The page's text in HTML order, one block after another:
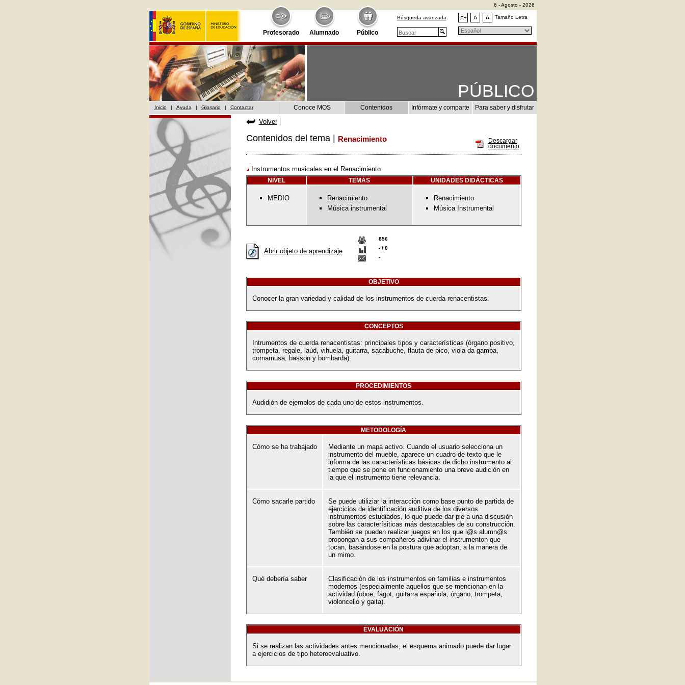
Profesorado Alumnado Público
6 - Agosto - 2026
Búsqueda avanzada Tamaño Letra
PÚBLICO
Inicio | Ayuda | Glosario | Contactar Conoce MOS Contenidos Infórmate y comparte Para saber y disfrutar
Volver
Descargar
documento
Contenidos del tema | Renacimiento
Instrumentos musicales en el Renacimiento
NIVEL TEMAS UNIDADES DIDÁCTICAS
MEDIO
Renacimiento
Música instrumental
Renacimiento
Música Instrumental
Abrir objeto de aprendizaje
856
- / 0
-
OBJETIVO
Conocer la gran variedad y calidad de los instrumentos de cuerda renacentistas.
CONCEPTOS
Intrumentos de cuerda renacentistas: principales tipos y características (órgano positivo,
trompeta, regale, laúd, vihuela, guitarra, sacabuche, flauta de pico, viola da gamba,
cornamusa, basson y bombarda).
PROCEDIMIENTOS
Audidión de ejemplos de cada uno de estos instrumentos.
METODOLOGÍA
Cómo se ha trabajado
Mediante un mapa activo. Cuando el usuario selecciona un
instrumento del mueble, aparece un cuadro de texto que le
informa de las características básicas de dicho instrumento al
tiempo que se pone en funcionamiento una breve audición en
la que el instrumento tiene relevancia.
Cómo sacarle partido
Se puede utiliziar la interacción como base punto de partida de
ejercicios de identificación auditiva de los diversos
instrumentos estudiados, lo que puede dar pie a una discusión
sobre las caracterísiticas más destacables de su construcción.
También se pueden realizar juegos en los que l@s alumn@s
propongan a sus compañeros adivinar el instrumenton que
tocan, basándose en la postura que adoptan, a la manera de
un mimo.
Qué debería saber
Clasificación de los instrumentos en familias e instrumentos
modernos (especialmente aquellos que se mencionan en la
actividad (oboe, fagot, guitarra española, órgano, trompeta,
violoncello y gaita).
EVALUACIÓN
Si se realizan las actividades antes mencionadas, el esquema animado puede dar lugar
a ejercicios de tipo heteroevaluativo.